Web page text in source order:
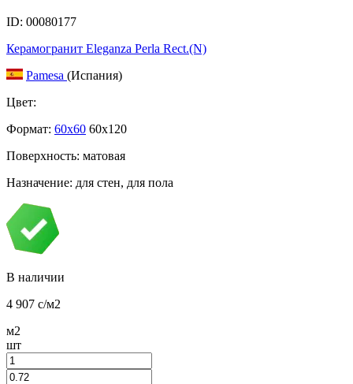
ID: 00080177
Керамогранит Eleganza Perla Rect.(N)
Pamesa (Испания)
Цвет:
Формат: 60x60 60x120
Поверхность: матовая
Назначение: для стен, для пола
В наличии
4 907 c/м2
м2
шт